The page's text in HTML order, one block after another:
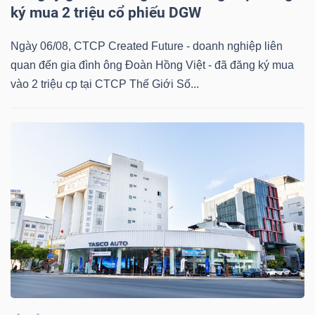
ký mua 2 triệu cổ phiếu DGW
Ngày 06/08, CTCP Created Future - doanh nghiệp liên
quan đến gia đình ông Đoàn Hồng Việt - đã đăng ký mua
vào 2 triệu cp tại CTCP Thế Giới Số...
NGUYÊN
LIỆU
TIÊU
DÙNG
THIẾT